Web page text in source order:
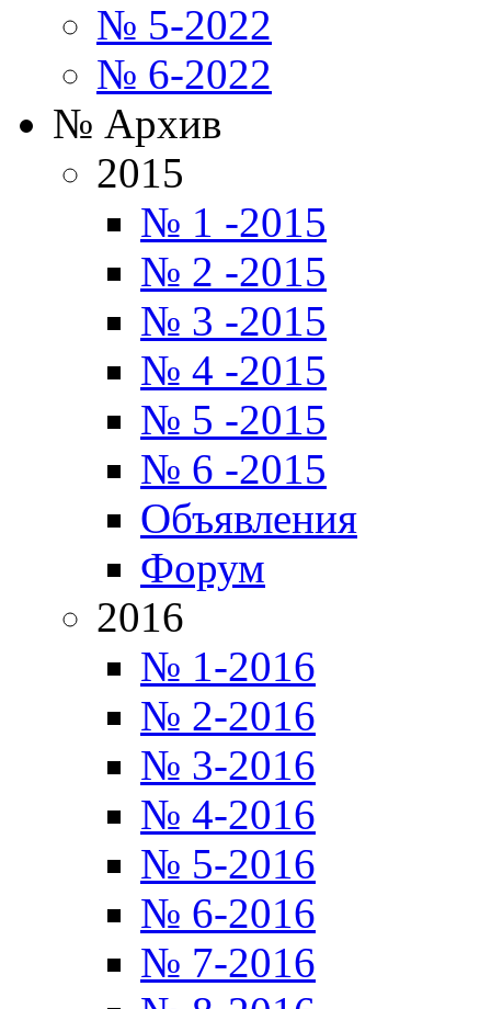
№ 5-2022
№ 6-2022
№ Архив
2015
№ 1 -2015
№ 2 -2015
№ 3 -2015
№ 4 -2015
№ 5 -2015
№ 6 -2015
Объявления
Форум
2016
№ 1-2016
№ 2-2016
№ 3-2016
№ 4-2016
№ 5-2016
№ 6-2016
№ 7-2016